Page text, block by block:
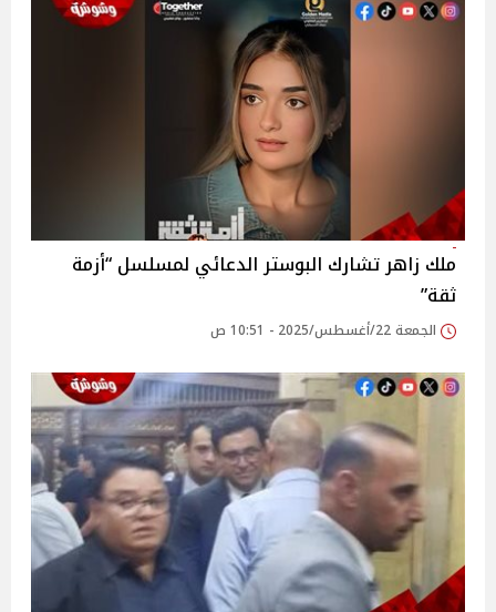
ملك زاهر تشارك البوستر الدعائي لمسلسل “أزمة
ثقة”
الجمعة 22/أغسطس/2025 - 10:51 ص